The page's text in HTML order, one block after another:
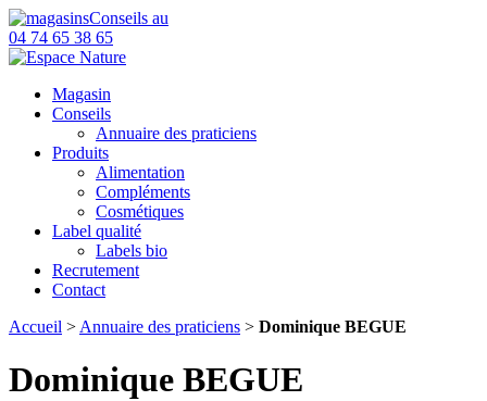
Conseils au
04 74 65 38 65
Magasin
Conseils
Annuaire des praticiens
Produits
Alimentation
Compléments
Cosmétiques
Label qualité
Labels bio
Recrutement
Contact
Accueil > Annuaire des praticiens > Dominique BEGUE
Dominique BEGUE